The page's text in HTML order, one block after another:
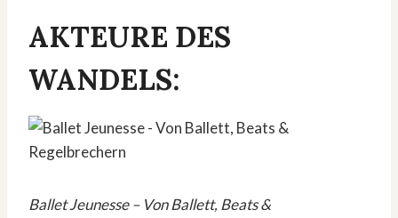
AKTEURE DES
WANDELS:
Ballet Jeunesse – Von Ballett, Beats &